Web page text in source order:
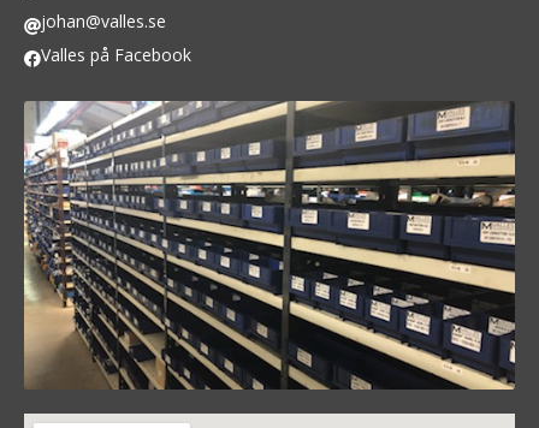
johan@valles.se
Valles på Facebook